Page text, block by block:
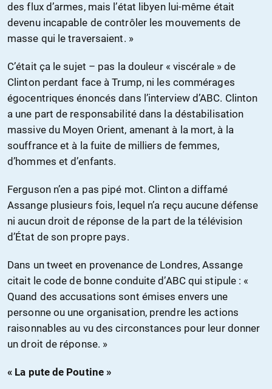
des flux d’armes, mais l’état libyen lui-même était
devenu incapable de contrôler les mouvements de
masse qui le traversaient. »
C’était ça le sujet – pas la douleur « viscérale » de
Clinton perdant face à Trump, ni les commérages
égocentriques énoncés dans l’interview d’ABC. Clinton
a une part de responsabilité dans la déstabilisation
massive du Moyen Orient, amenant à la mort, à la
souffrance et à la fuite de milliers de femmes,
d’hommes et d’enfants.
Ferguson n’en a pas pipé mot. Clinton a diffamé
Assange plusieurs fois, lequel n’a reçu aucune défense
ni aucun droit de réponse de la part de la télévision
d’État de son propre pays.
Dans un tweet en provenance de Londres, Assange
citait le code de bonne conduite d’ABC qui stipule : «
Quand des accusations sont émises envers une
personne ou une organisation, prendre les actions
raisonnables au vu des circonstances pour leur donner
un droit de réponse. »
« La pute de Poutine »